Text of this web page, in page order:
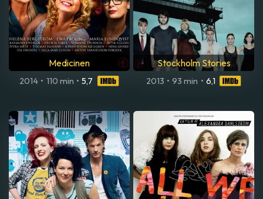
Medicinen
2014 • 110 min • 5,7
Stockholm Stories
2013 • 93 min • 6,1